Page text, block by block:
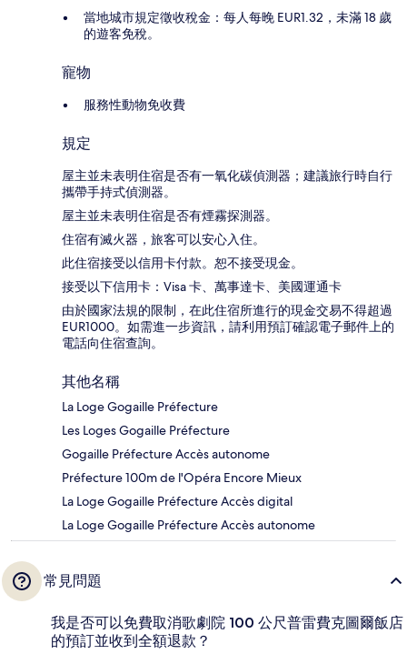
當地城市規定徵收稅金：每人每晚 EUR1.32，未滿 18 歲
的遊客免稅。
寵物
服務性動物免收費
規定
屋主並未表明住宿是否有一氧化碳偵測器；建議旅行時自行
攜帶手持式偵測器。
屋主並未表明住宿是否有煙霧探測器。
住宿有滅火器，旅客可以安心入住。
此住宿接受以信用卡付款。恕不接受現金。
接受以下信用卡：Visa 卡、萬事達卡、美國運通卡
由於國家法規的限制，在此住宿所進行的現金交易不得超過
EUR1000。如需進一步資訊，請利用預訂確認電子郵件上的
電話向住宿查詢。
其他名稱
La Loge Gogaille Préfecture
Les Loges Gogaille Préfecture
Gogaille Préfecture Accès autonome
Préfecture 100m de l'Opéra Encore Mieux
La Loge Gogaille Préfecture Accès digital
La Loge Gogaille Préfecture Accès autonome
常見問題
我是否可以免費取消歌劇院 100 公尺普雷費克圖爾飯店
的預訂並收到全額退款？